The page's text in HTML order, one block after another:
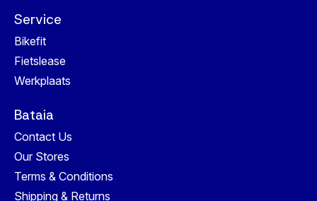
Service
Bikefit
Fietslease
Werkplaats
Bataia
Contact Us
Our Stores
Terms & Conditions
Shipping & Returns